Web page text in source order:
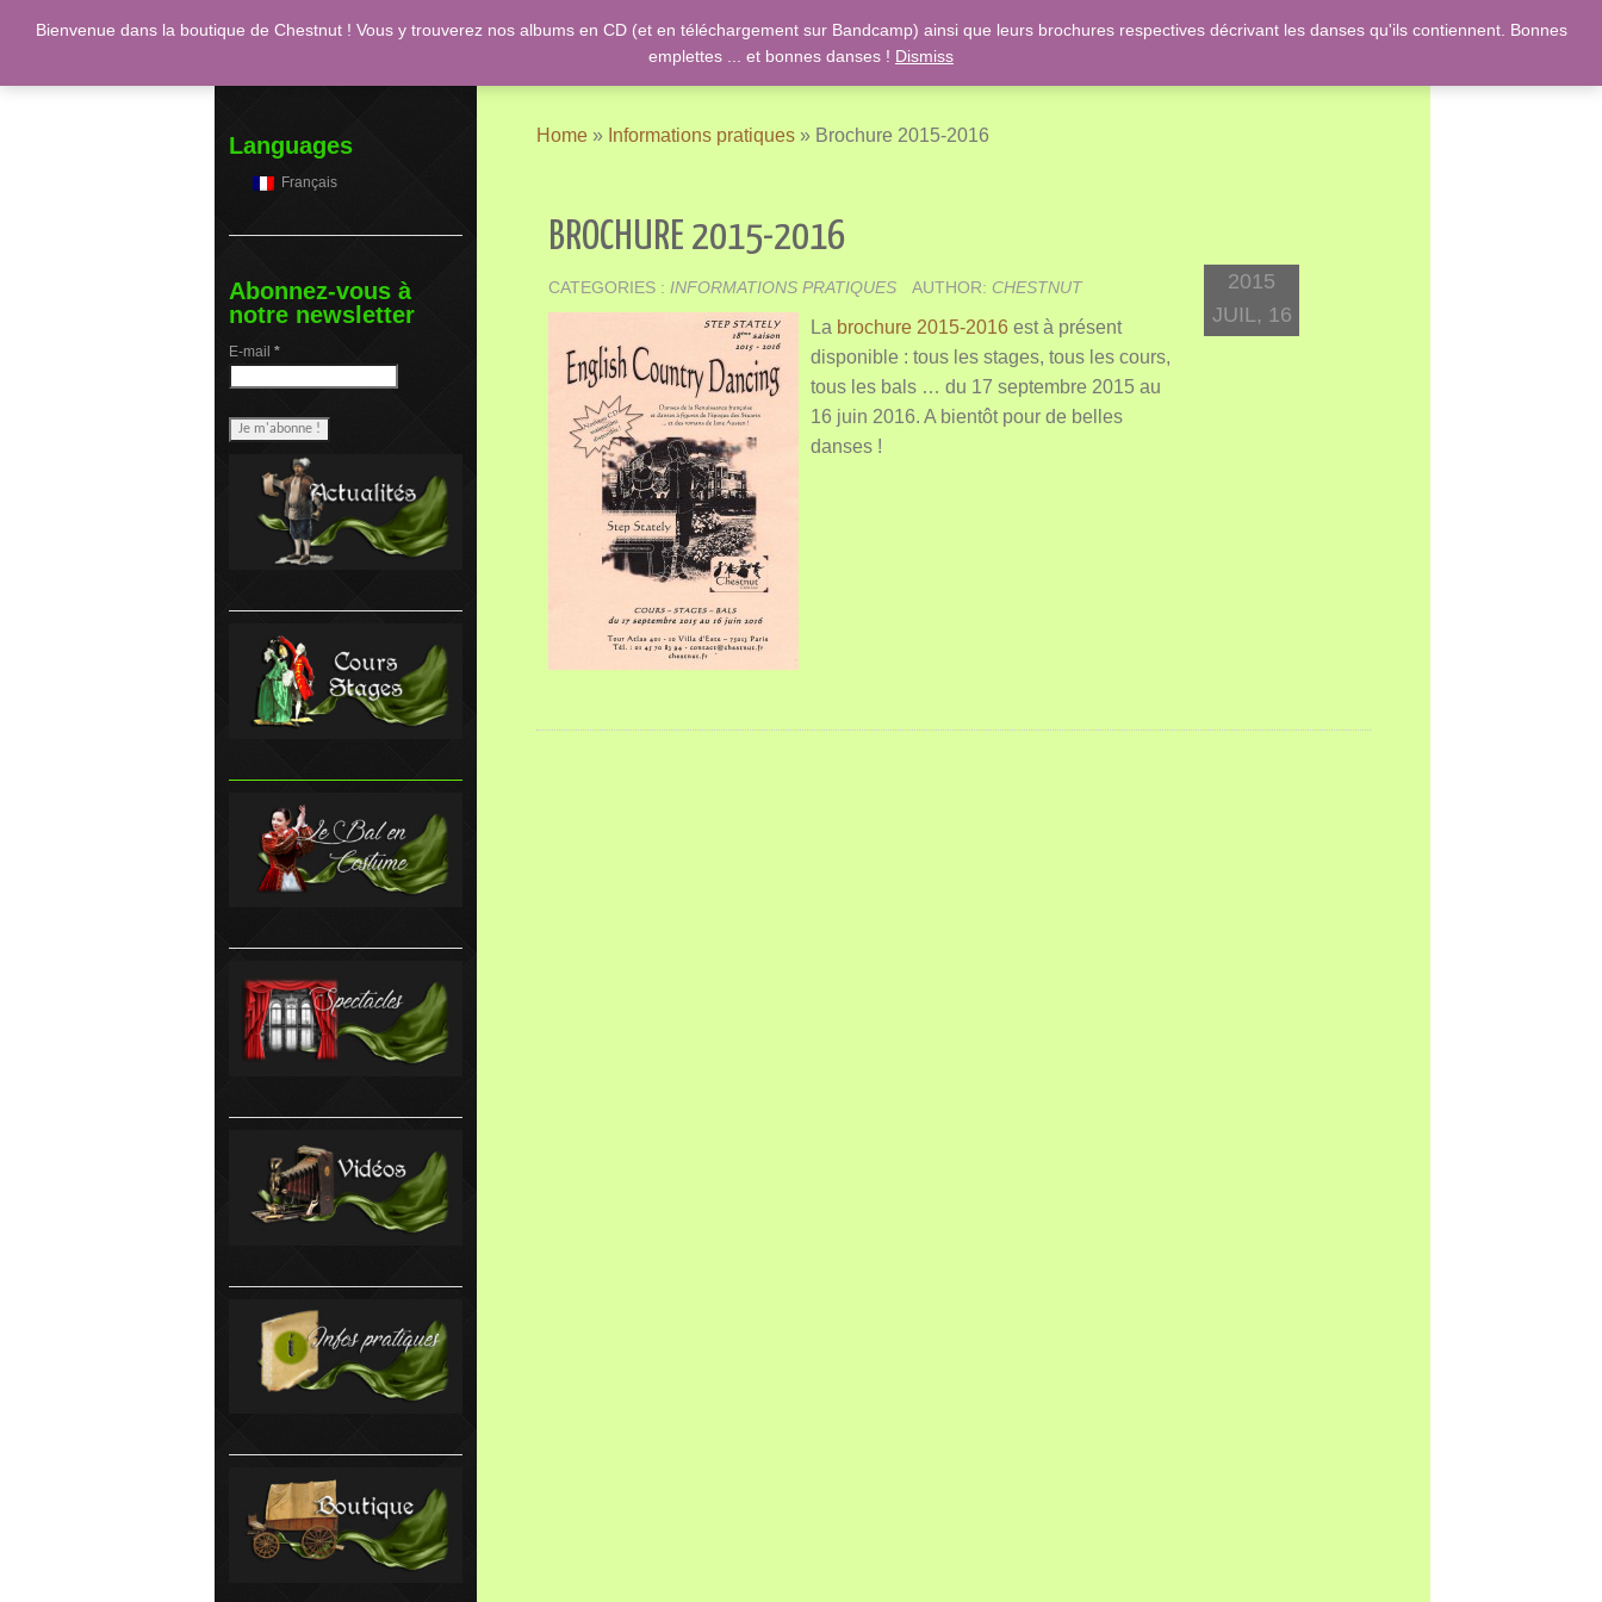
English Country Dancing & Danses anciennes de l'époque des Stuarts …. et des romans de Jane Austen !
Home » Informations pratiques » Brochure 2015-2016
BROCHURE 2015-2016
CATEGORIES : INFORMATIONS PRATIQUES AUTHOR: CHESTNUT
La brochure 2015-2016 est à présent
disponible : tous les stages, tous les cours,
tous les bals … du 17 septembre 2015 au
16 juin 2016. A bientôt pour de belles
danses !
2015
JUIL, 16
Languages
Français
Abonnez-vous à
notre newsletter
E-mail *
Bienvenue dans la boutique de Chestnut ! Vous y trouverez nos albums en CD (et en téléchargement sur Bandcamp) ainsi que leurs brochures respectives décrivant les danses qu'ils contiennent. Bonnes
emplettes ... et bonnes danses ! Dismiss